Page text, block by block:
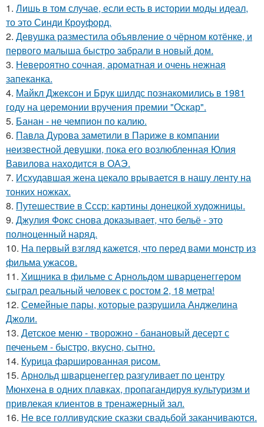
1. Лишь в том случае, если есть в истории моды идеал,
то это Синди Кроуфорд.
2. Девушка разместила объявление о чёрном котёнке, и
первого малыша быстро забрали в новый дом.
3. Невероятно сочная, ароматная и очень нежная
запеканка.
4. Майкл Джексон и Брук шилдс познакомились в 1981
году на церемонии вручения премии "Оскар".
5. Банан - не чемпион по калию.
6. Павла Дурова заметили в Париже в компании
неизвестной девушки, пока его возлюбленная Юлия
Вавилова находится в ОАЭ.
7. Исхудавшая жена цекало врывается в нашу ленту на
тонких ножках.
8. Путешествие в Ссср: картины донецкой художницы.
9. Джулия Фокс снова доказывает, что бельё - это
полноценный наряд.
10. На первый взгляд кажется, что перед вами монстр из
фильма ужасов.
11. Хищника в фильме с Арнольдом шварценеггером
сыграл реальный человек с ростом 2, 18 метра!
12. Семейные пары, которые разрушила Анджелина
Джоли.
13. Детское меню - творожно - банановый десерт с
печеньем - быстро, вкусно, сытно.
14. Курица фаршированная рисом.
15. Арнольд шварценеггер разгуливает по центру
Мюнхена в одних плавках, пропагандируя культуризм и
привлекая клиентов в тренажерный зал.
16. Не все голливудские сказки свадьбой заканчиваются.